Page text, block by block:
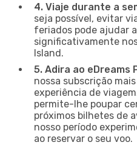
4. Viaje durante a
seja possível, evitar
feriados pode ajudar
significativamente
Island.
5. Adira ao eDreams
nossa subscrição
experiência de
permite-lhe poupar
próximos bilhetes de
nosso período
ao reservar o seu voo.